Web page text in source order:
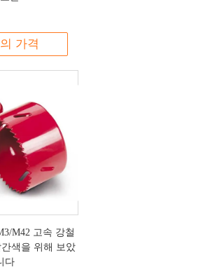
가격
M42 고속 강철
색을 위해 보았
다